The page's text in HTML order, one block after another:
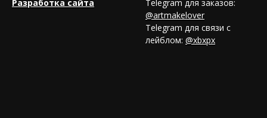
Разработка сайта
Telegram для заказов:
@artmakelover
Telegram для связи с
лейблом: @xbxpx